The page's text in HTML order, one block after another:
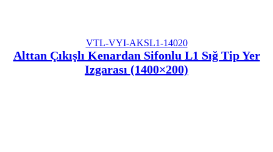
VTL-VYI-AKSL1-14020
Alttan Çıkışlı Kenardan Sifonlu L1 Sığ Tip Yer
Izgarası (1400×200)